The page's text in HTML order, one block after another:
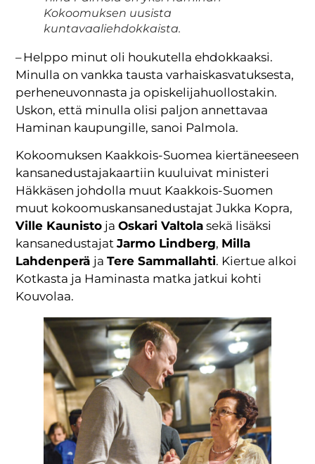
Kokoomuksen uusista
kuntavaaliehdokkaista.
– Helppo minut oli houkutella ehdokkaaksi.
Minulla on vankka tausta varhaiskasvatuksesta,
perheneuvonnasta ja opiskelijahuollostakin.
Uskon, että minulla olisi paljon annettavaa
Haminan kaupungille, sanoi Palmola.
Kokoomuksen Kaakkois-Suomea kiertäneeseen
kansanedustajakaartiin kuuluivat ministeri
Häkkäsen johdolla muut Kaakkois-Suomen
muut kokoomuskansanedustajat Jukka Kopra,
Ville Kaunisto jaOskari Valtola sekä lisäksi
kansanedustajatJarmo Lindberg, Milla
Lahdenperä jaTere Sammallahti. Kiertue alkoi
Kotkasta ja Haminasta matka jatkui kohti
Kouvolaa.